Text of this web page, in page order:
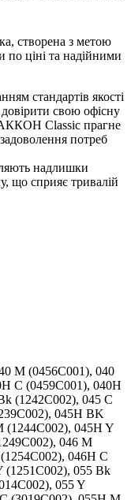
створена з метою
по ціні та надійними
стандартів якості
довірити свою офісну
Classic прагне
потреб
надлишки
що сприяє тривалій
M (0456C001), 040
C (0459C001), 040H
(1242C002), 045 C
045H BK
(1244C002), 045H Y
046 M
046H C
(1251C002), 055 Bk
055 Y